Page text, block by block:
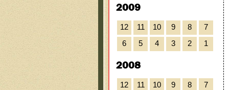
2009
12 11 10 9 8
7
6
5 4 3 2 1
2008
12 11 10 9 8
7